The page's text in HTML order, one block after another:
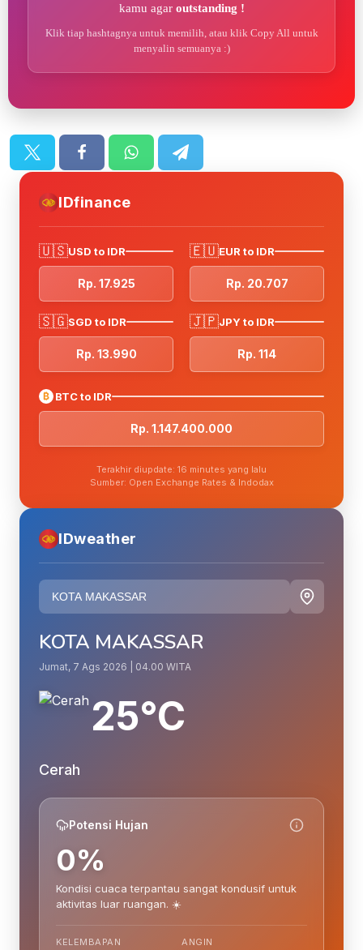
kamu agar outstanding !
Klik tiap hashtagnya untuk memilih, atau klik Copy All untuk
menyalin semuanya :)
IDfinance
🇺🇸USD to IDR
Rp. 17.925
🇪🇺EUR to IDR
Rp. 20.707
🇸🇬SGD to IDR
Rp. 13.990
🇯🇵JPY to IDR
Rp. 114
₿ BTC to IDR
Rp. 1.147.400.000
Terakhir diupdate: 16 minutes yang lalu
Sumber: Open Exchange Rates & Indodax
IDweather
KOTA MAKASSAR
Jumat, 7 Ags 2026 | 04.00 WITA
25°C
Cerah
Potensi Hujan
0%
Kondisi cuaca terpantau sangat kondusif untuk
aktivitas luar ruangan. ☀️
KELEMBAPAN ANGIN